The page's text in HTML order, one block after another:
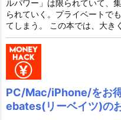
ルパワー」は限られていて、
られていく。プライベートで
てしまう。 この本では、大き
PC/Mac/iPhone/をお
ebates(リーベイツ)の